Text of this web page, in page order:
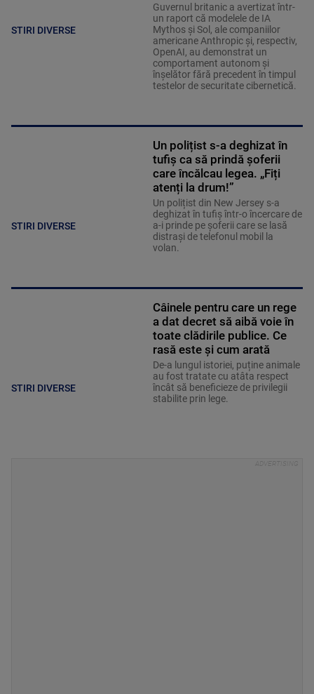
STIRI DIVERSE
Guvernul britanic a avertizat într-
un raport că modelele de IA
Mythos şi Sol, ale companiilor
americane Anthropic şi, respectiv,
OpenAI, au demonstrat un
comportament autonom şi
înşelător fără precedent în timpul
testelor de securitate cibernetică.
STIRI DIVERSE
Un polițist s-a deghizat în
tufiș ca să prindă șoferii
care încălcau legea. „Fiți
atenți la drum!”
Un polițist din New Jersey s-a
deghizat în tufiș într-o încercare de
a-i prinde pe șoferii care se lasă
distrași de telefonul mobil la
volan.
STIRI DIVERSE
Câinele pentru care un rege
a dat decret să aibă voie în
toate clădirile publice. Ce
rasă este și cum arată
De-a lungul istoriei, puține animale
au fost tratate cu atâta respect
încât să beneficieze de privilegii
stabilite prin lege.